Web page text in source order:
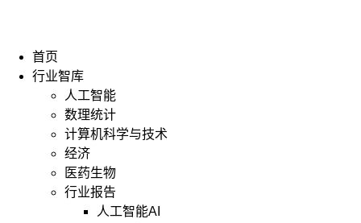
首页
行业智库
人工智能
数理统计
计算机科学与技术
经济
医药生物
行业报告
人工智能AI